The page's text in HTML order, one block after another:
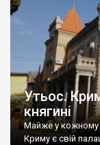
Утьос.
княгині
Майже у кожному
Криму є свій